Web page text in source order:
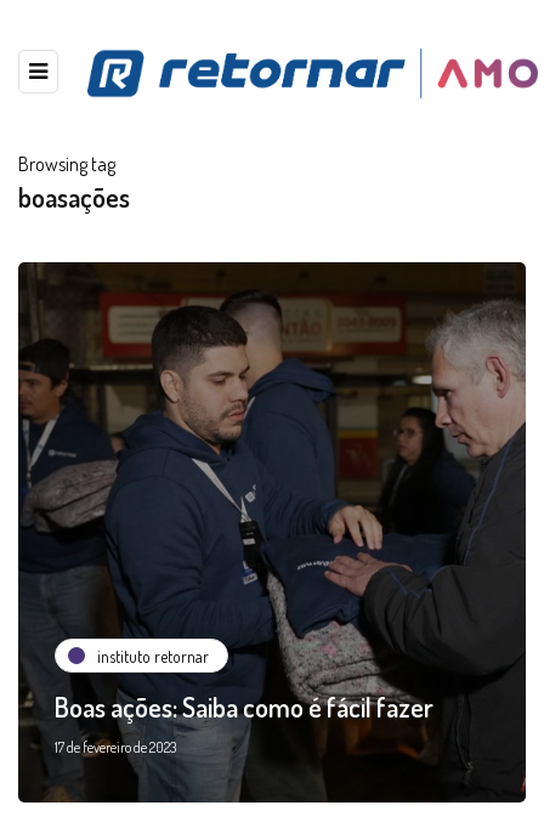
Browsing tag
boasações
instituto retornar
Boas ações: Saiba como é fácil fazer
17 de fevereiro de 2023